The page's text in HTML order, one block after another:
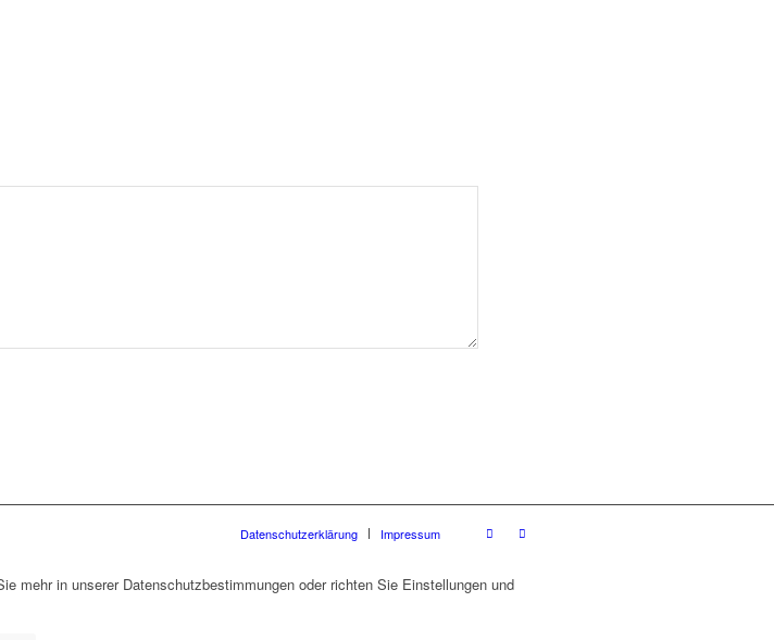
Datenschutzerklärung Impressum
mehr in unserer Datenschutzbestimmungen oder richten Sie Einstellungen und